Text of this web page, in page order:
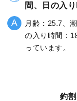
間、日の入
月齢：25.7、
の入り時間：
っています。
釣